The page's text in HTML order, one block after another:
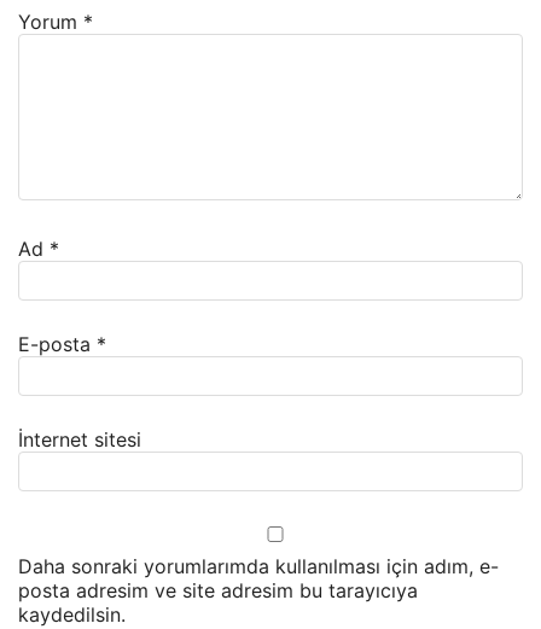
Yorum *
Ad *
E-posta *
İnternet sitesi
Daha sonraki yorumlarımda kullanılması için adım, e-
posta adresim ve site adresim bu tarayıcıya
kaydedilsin.